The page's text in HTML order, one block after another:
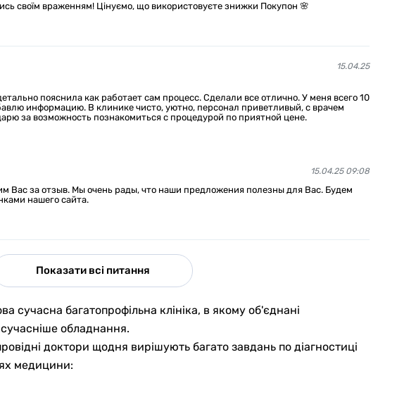
своїм враженням! Цінуємо, що використовуєте знижки Покупон 🌸
15.04.25
пояснила как работает сам процесс. Сделали все отлично. У меня всего 10
информацию. В клинике чисто, уютно, персонал приветливый, с врачем
за возможность познакомиться с процедурой по приятной цене.
15.04.25 09:08
Вас за отзыв. Мы очень рады, что наши предложения полезны для Вас. Будем
нашего сайта.
Показати всі питання
сучасна багатопрофільна клініка, в якому об'єднані
обладнання.
доктори щодня вирішують багато завдань по діагностиці
медицини: